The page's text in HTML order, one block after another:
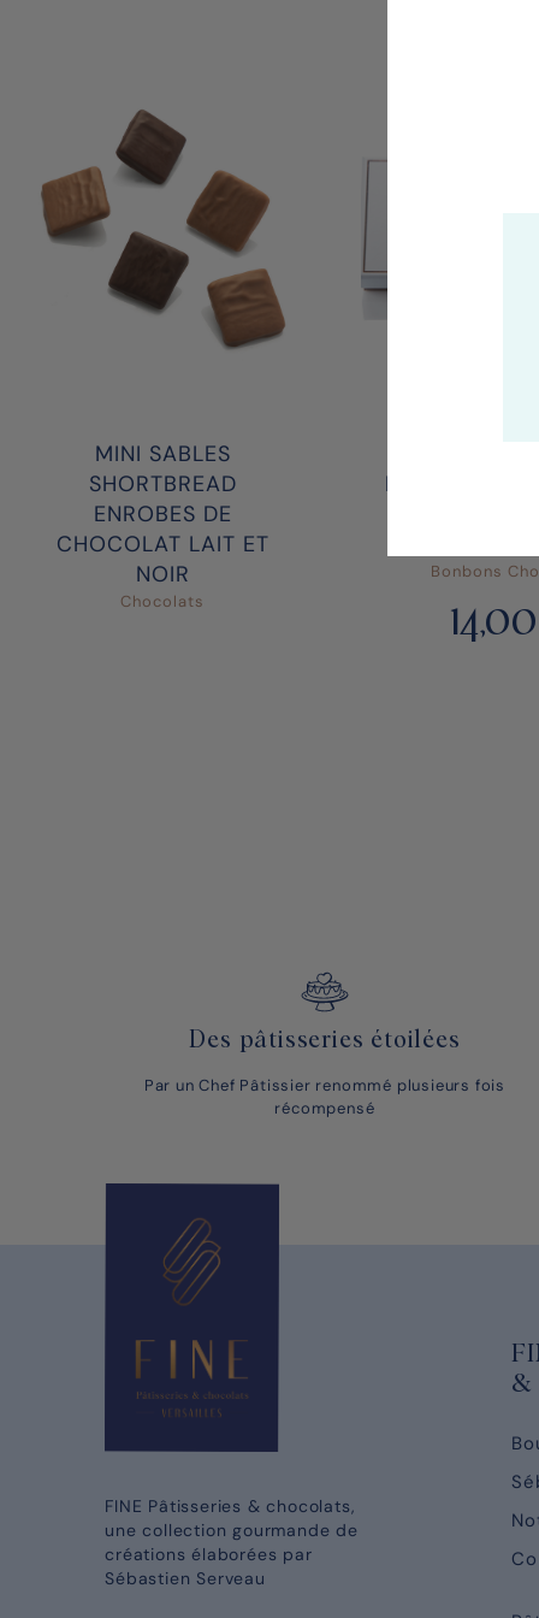
MINI SABLES
SHORTBREAD
ENROBES DE
CHOCOLAT LAIT ET
NOIR
Chocolats
PRALINES
Bonbons
Des pâtisseries étoilées
Par un Chef Pâtissier renommé plusieurs fois
récompensé
FINE Pâtisseries & chocolats,
une collection gourmande de
créations élaborées par
Sébastien Serveau
&